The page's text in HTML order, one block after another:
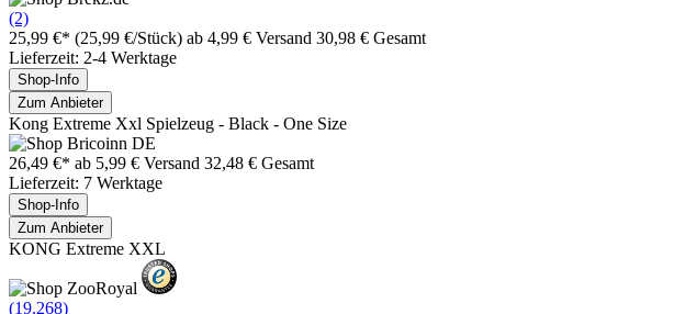
(2)
25,99 €* (25,99 €/Stück) ab 4,99 € Versand 30,98 € Gesamt
Lieferzeit: 2-4 Werktage
Shop-Info
Zum Anbieter
Kong Extreme Xxl Spielzeug - Black - One Size
26,49 €* ab 5,99 € Versand 32,48 € Gesamt
Lieferzeit: 7 Werktage
Shop-Info
Zum Anbieter
KONG Extreme XXL
(19.268)